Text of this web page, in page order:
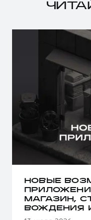
НОВЫЕ
МАГАЗИН,
ВОЖДЕНИЯ